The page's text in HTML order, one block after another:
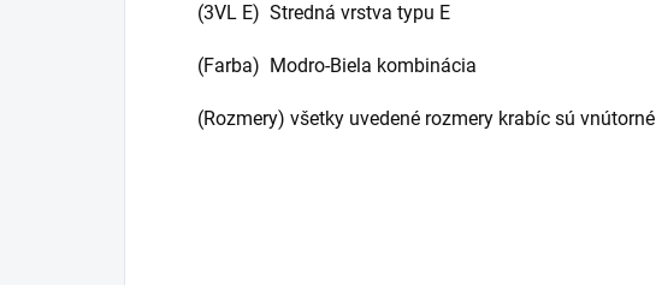
(3VL E) Stredná vrstva typu E
(Farba) Modro-Biela kombinácia
(Rozmery) všetky uvedené rozmery krabíc sú vnútorné